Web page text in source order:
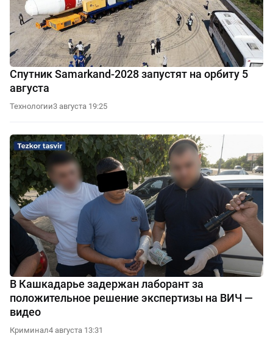
Спутник Samarkand-2028 запустят на орбиту 5
августа
Технологии3 августа 19:25
В Кашкадарье задержан лаборант за
положительное решение экспертизы на ВИЧ —
видео
Криминал4 августа 13:31